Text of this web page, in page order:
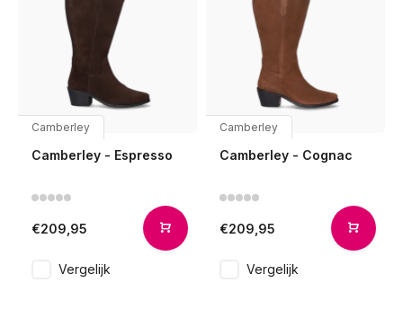
Camberley
Camberley - Espresso
€209,95
Vergelijk
Camberley
Camberley - Cognac
€209,95
Vergelijk